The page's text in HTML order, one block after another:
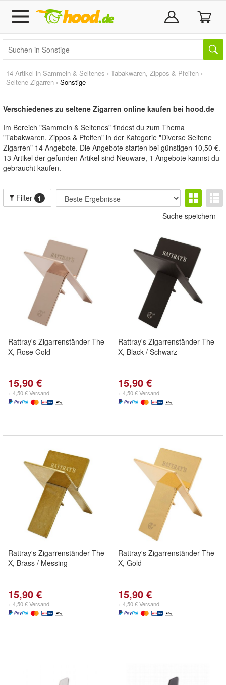
14 Artikel in Sammeln & Seltenes › Tabakwaren, Zippos & Pfeifen ›
Seltene Zigarren › Sonstige
Verschiedenes zu seltene Zigarren online kaufen bei hood.de
Im Bereich "Sammeln & Seltenes" findest du zum Thema
"Tabakwaren, Zippos & Pfeifen" in der Kategorie "Diverse Seltene
Zigarren" 14 Angebote. Die Angebote starten bei günstigen 10,50 €.
13 Artikel der gefunden Artikel sind Neuware, 1 Angebote kannst du
gebraucht kaufen.
Filter 1
Suche speichern
Rattray's Zigarrenständer The
X, Rose Gold
15,90 €
+ 4,50 € Versand
Rattray's Zigarrenständer The
X, Black / Schwarz
15,90 €
+ 4,50 € Versand
Rattray's Zigarrenständer The
X, Brass / Messing
15,90 €
+ 4,50 € Versand
Rattray's Zigarrenständer The
X, Gold
15,90 €
+ 4,50 € Versand